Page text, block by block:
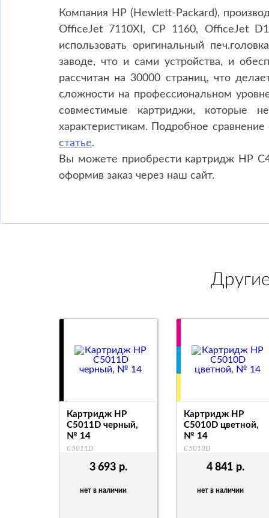
Компания HP (Hewlett-Packard),
OfficeJet 7110XI, CP 1160, OfficeJet
использовать оригинальный
заводе, что и сами устройства, и
рассчитан на 30000 страниц, что
сложности на профессиональном
совместимые картриджи, которые
характеристикам. Подробное
статье.
Вы можете приобрести картридж HP
оформив заказ через наш сайт.
3 693 р.
нет в наличии
Картридж HP
C5011D черный,
№ 14
C5011D
4 841 р.
нет в наличии
Картридж HP
C5010D цветной,
№ 14
C5010D